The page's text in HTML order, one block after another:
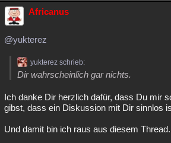
Africanus
@yukterez
yukterez schrieb:
Dir wahrscheinlich gar nichts.
Ich danke Dir herzlich dafür, dass Du mir
gibst, dass ein Diskussion mit Dir sinnlos
Und damit bin ich raus aus diesem